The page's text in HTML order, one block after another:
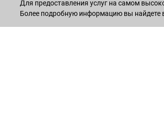
ОСТАВАЙТЕСЬ НА СВЯЗИ!
Для предоставления услуг на самом
Более подробную информацию вы найдете